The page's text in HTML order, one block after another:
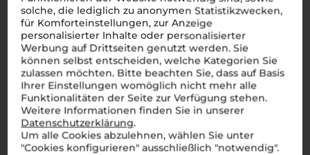
solche, die lediglich zu anonymen Statistikzwecken,
für Komforteinstellungen, zur Anzeige
personalisierter Inhalte oder personalisierter
Werbung auf Drittseiten genutzt werden. Sie
können selbst entscheiden, welche Kategorien Sie
zulassen möchten. Bitte beachten Sie, dass auf Basis
Ihrer Einstellungen womöglich nicht mehr alle
Funktionalitäten der Seite zur Verfügung stehen.
Weitere Informationen finden Sie in unserer
Datenschutzerklärung.
Um alle Cookies abzulehnen, wählen Sie unter
"Cookies konfigurieren" ausschließlich "notwendig".
Über die Rebsorte
Primitivo
Die Essenz Apuliens – intensiv, fruchtig und voller Charakter
Primitivo, eine der bedeutsamsten Rebsorten Italiens,
begeistert Weinliebhaber weltweit mit ihrer intensiven
Fruchtigkeit und kraftvollen Aromen. Ursprünglich aus
Kroatien stammend, zeichnet sich der Primitivo durch seine